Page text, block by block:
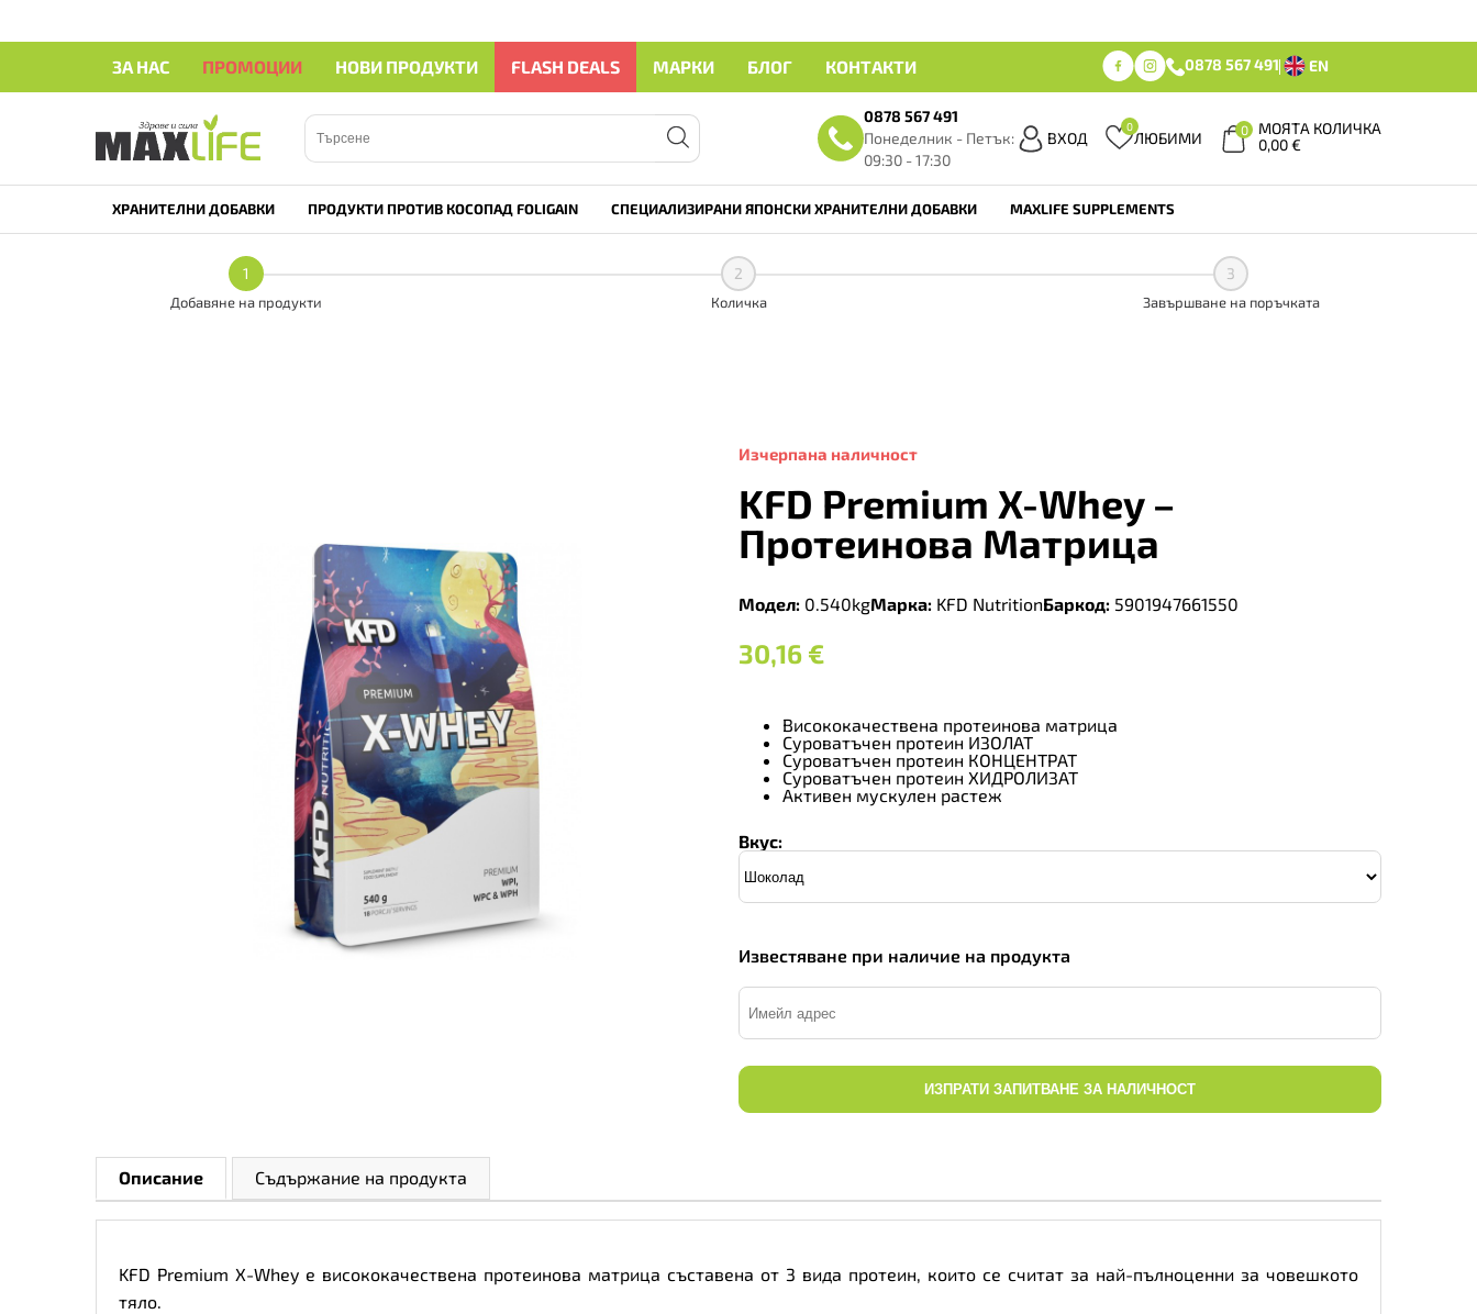
ЗА НАС ПРОМОЦИИ НОВИ ПРОДУКТИ FLASH DEALS МАРКИ БЛОГ КОНТАКТИ 0878 567 491 EN
0878 567 491
Понеделник - Петък:
09:30 - 17:30
ВХОД
0
ЛЮБИМИ 0
МОЯТА КОЛИЧКА
0,00€
ХРАНИТЕЛНИ ДОБАВКИ ПРОДУКТИ ПРОТИВ КОСОПАД FOLIGAIN СПЕЦИАЛИЗИРАНИ ЯПОНСКИ ХРАНИТЕЛНИ ДОБАВКИ MAXLIFE SUPPLEMENTS
1
Добавяне на продукти
2
Количка
3
Завършване на поръчката
Изчерпана наличност
KFD Premium X-Whey –
Протеинова Матрица
Модел: 0.540kgМарка: KFD NutritionБаркод: 5901947661550
30,16 €
Висококачествена протеинова матрица
Суроватъчен протеин ИЗОЛАТ
Суроватъчен протеин КОНЦЕНТРАТ
Суроватъчен протеин ХИДРОЛИЗАТ
Активен мускулен растеж
Вкус:
Известяване при наличие на продукта
ИЗПРАТИ ЗАПИТВАНЕ ЗА НАЛИЧНОСТ
Описание Съдържание на продукта
KFD Premium X-Whey е висококачествена протеинова матрица съставена от 3 вида протеин, които се считат за най-пълноценни за човешкото
тяло.